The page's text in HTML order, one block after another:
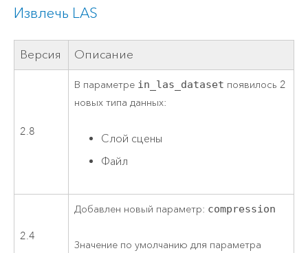
Извлечь LAS
Версия Описание
2.8
В параметре in_las_dataset появилось 2
новых типа данных:
Слой сцены
Файл
2.4
Добавлен новый параметр: compression
Значение по умолчанию для параметра